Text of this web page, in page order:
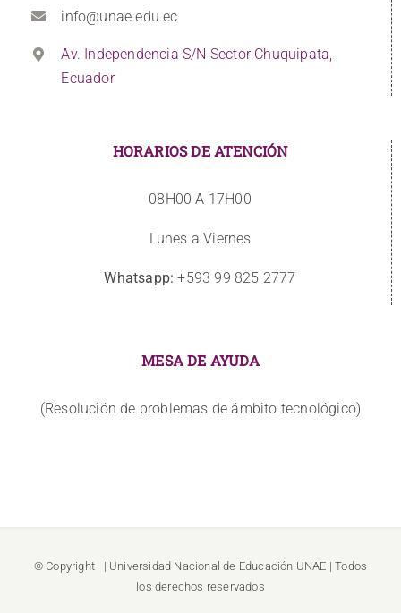
info@unae.edu.ec
Av. Independencia S/N Sector Chuquipata,
Ecuador
HORARIOS DE ATENCIÓN
08H00 A 17H00
Lunes a Viernes
Whatsapp: +593 99 825 2777
MESA DE AYUDA
(Resolución de problemas de ámbito tecnológico)
© Copyright | Universidad Nacional de Educación UNAE | Todos
los derechos reservados